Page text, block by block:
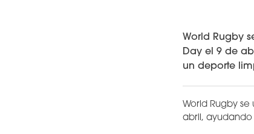
World Rugby
Day el 9 de
un deporte
World Rugby
abril,